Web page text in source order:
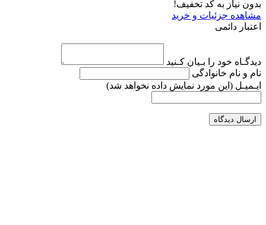
بدون نیاز به کد تخفیف!
مشاهده جزئیات و خرید
اعتبار دائمی
دیدگـاه خود را بـیان کـنید
نام و نام خانوادگی
ایـمیـل (این مورد نمایش داده نخواهد شد)
ارسال دیدگاه